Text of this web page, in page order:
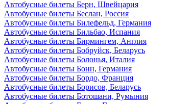
Автобусные билеты Берн, Швейцария
Автобусные билеты Беслан, Россия
Автобусные билеты Билефельд, Германия
Автобусные билеты Бильбао, Испания
Автобусные билеты Бирмингем, Англия
Автобусные билеты Бобруйск, Беларусь
Автобусные билеты Болонья, Италия
Автобусные билеты Бонн, Германия
Автобусные билеты Бордо, Франция
Автобусные билеты Борисов, Беларусь
Автобусные билеты Ботошани, Румыния